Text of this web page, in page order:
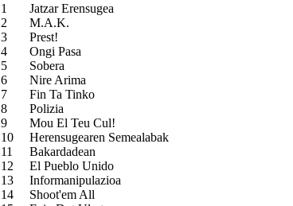
1
Jatzar Erensugea
2
M.A.K.
3
Prest!
4
Ongi Pasa
5
Sobera
6
Nire Arima
7
Fin Ta Tinko
8
Polizia
9
Mou El Teu Cul!
10
Herensugearen Semealabak
11
Bakardadean
12
El Pueblo Unido
13
Informanipulazioa
14
Shoot'em All